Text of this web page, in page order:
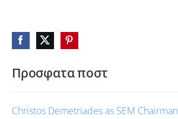
Προσφατα ποστ
Christos Demetriades as SEM Chairman